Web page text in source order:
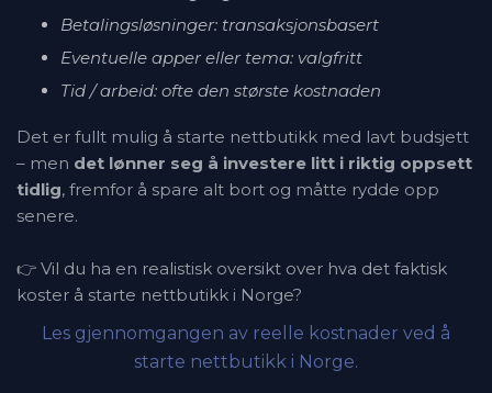
Betalingsløsninger: transaksjonsbasert
Eventuelle apper eller tema: valgfritt
Tid / arbeid: ofte den største kostnaden
Det er fullt mulig å starte nettbutikk med lavt budsjett
– men det lønner seg å investere litt i riktig oppsett
tidlig, fremfor å spare alt bort og måtte rydde opp
senere.
👉 Vil du ha en realistisk oversikt over hva det faktisk
koster å starte nettbutikk i Norge?
Les gjennomgangen av reelle kostnader ved å
starte nettbutikk i Norge.